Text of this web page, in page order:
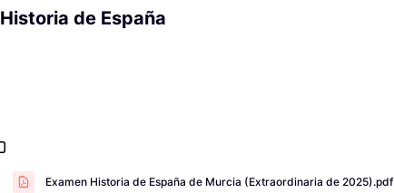
Historia de España
Examen Historia de España de Murcia (Extraordinaria de 2025).pdf